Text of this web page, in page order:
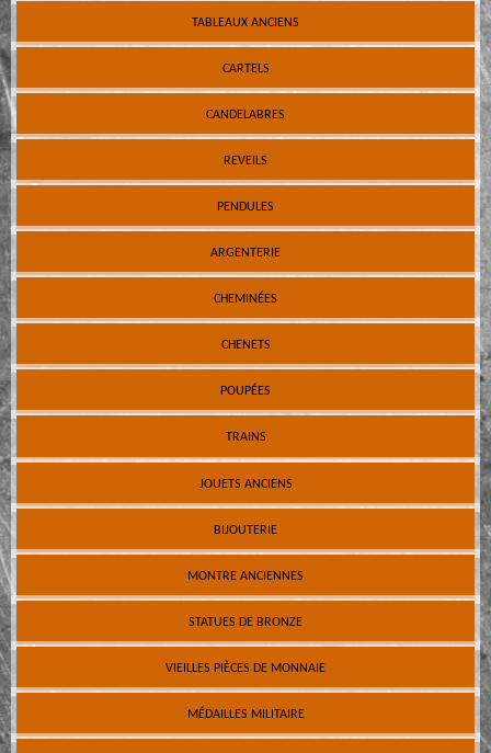
TABLEAUX ANCIENS
CARTELS
CANDELABRES
REVEILS
PENDULES
ARGENTERIE
CHEMINÉES
CHENETS
POUPÉES
TRAINS
JOUETS ANCIENS
BIJOUTERIE
MONTRE ANCIENNES
STATUES DE BRONZE
VIEILLES PIÈCES DE MONNAIE
MÉDAILLES MILITAIRE